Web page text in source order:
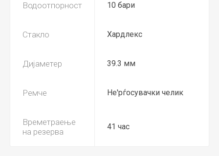
Водоотпорност 10 бари
Стакло Хардлекс
Дијаметер 39.3 мм
Ремче Не'рѓосувачки челик
Времетраење
на резерва
41 час